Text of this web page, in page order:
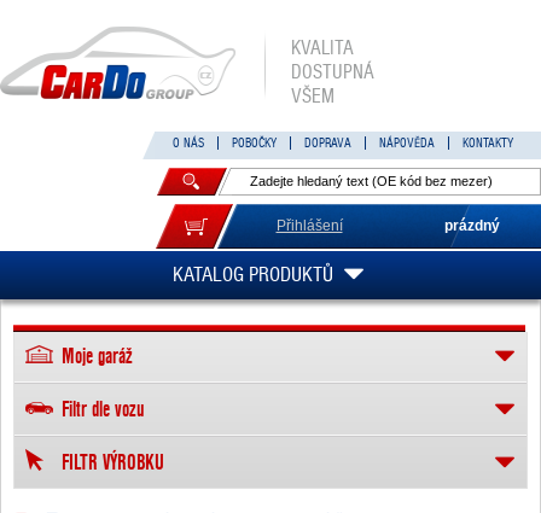
KVALITA
DOSTUPNÁ
VŠEM
O NÁS POBOČKY DOPRAVA NÁPOVĚDA KONTAKTY
Přihlášení prázdný
KATALOG PRODUKTŮ
Moje garáž
Filtr dle vozu
FILTR VÝROBKU